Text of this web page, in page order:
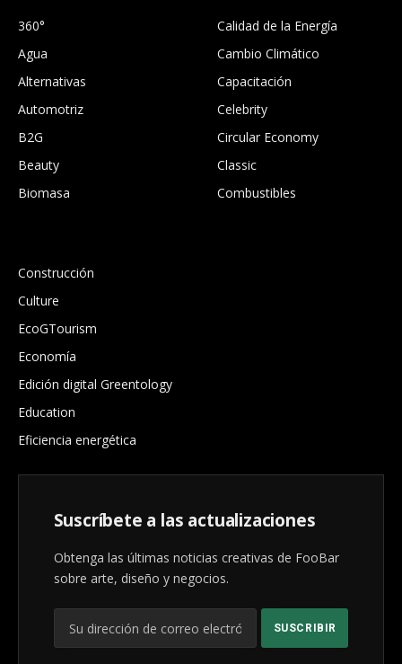
360°
Agua
Alternativas
Automotriz
B2G
Beauty
Biomasa
Calidad de la Energía
Cambio Climático
Capacitación
Celebrity
Circular Economy
Classic
Combustibles
Construcción
Culture
EcoGTourism
Economía
Edición digital Greentology
Education
Eficiencia energética
Suscríbete a las actualizaciones
Obtenga las últimas noticias creativas de FooBar
sobre arte, diseño y negocios.